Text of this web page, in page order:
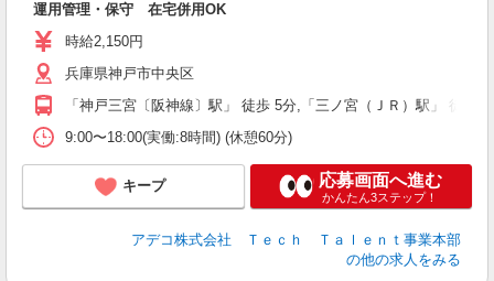
運用管理・保守 在宅併用OK
時給2,150円
兵庫県神戸市中央区
「神戸三宮〔阪神線〕駅」 徒歩 5分,「三ノ宮（ＪＲ）駅」 徒歩 8
9:00〜18:00(実働:8時間) (休憩60分)
キープ 応募画面へ進む
かんたん3ステップ！
アデコ株式会社 Ｔｅｃｈ Ｔａｌｅｎｔ事業本部
の他の求人をみる